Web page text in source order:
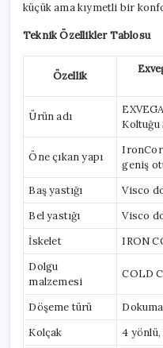
küçük ama kıymetli bir
Teknik Özellikler Tablosu
Özellik
Ürün adı
Koltuğu
Öne çıkan yapı
geniş
Baş yastığı
Visco
Bel yastığı
Visco
İskelet
IRON
Dolgu
malzemesi
COLD
Döşeme türü
Kolçak
4 yönlü,